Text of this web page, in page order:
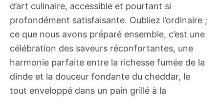
d’art culinaire, accessible et pourtant si
profondément satisfaisante. Oubliez l’ordinaire ;
ce que nous avons préparé ensemble, c’est une
célébration des saveurs réconfortantes, une
harmonie parfaite entre la richesse fumée de la
dinde et la douceur fondante du cheddar, le
tout enveloppé dans un pain grillé à la